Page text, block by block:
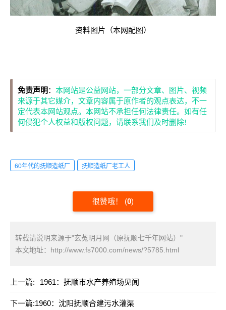
资料图片（本网配图）
免责声明 ： 本网站是公益网站，一部分文章、图片、视频
来源于其它媒介，文章内容属于原作者的观点表达，不一
定代表本网站观点。本网站不承担任何法律责任。如有任
何侵犯个人权益和版权问题，请联系我们及时删除!
60年代的抚顺造纸厂 抚顺造纸厂老工人
很赞哦！ (0)
转载请说明来源于"玄菟明月网（原抚顺七千年网站）"
本文地址： http://www.fs7000.com/news/?5785.html
上一篇: 1961：抚顺市水产养殖场见闻
下一篇:1960：沈阳抚顺合建污水灌渠